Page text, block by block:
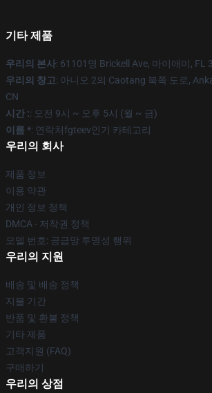
기타 제품
우리의 본사: 61101명 Brickell Ave, 마이애미, FL
우리의 창고: 아니오 2의 Caotang 북쪽 도로,
CN
시간 :: 오전 9시 ~ 오후 5시 (월 ~ 금)
이름 *: 연락처fgteev인기 카테고리
우리의 회사
제품 정보
이용 약관
개인 정보 정책
DMCA - 저작권 정책
모델 번호: 공급망 투명성 행위
우리의 지원
배송 및 배송 정책
지불 기간
반품 및 환불 정책
기타 제품
고객지원 (FAQ)
구매하기
우리의 상점